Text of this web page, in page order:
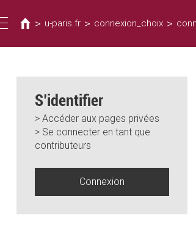
Toggle
navigation
êtes
ici
> u-paris.fr > connexion_choix >
S’identifier
> Accéder aux pages privées
> Se connecter en tant que
contributeurs
Connexion